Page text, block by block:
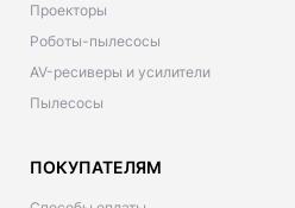
Проекторы
Роботы-пылесосы
AV-ресиверы и усилители
Пылесосы
ПОКУПАТЕЛЯМ